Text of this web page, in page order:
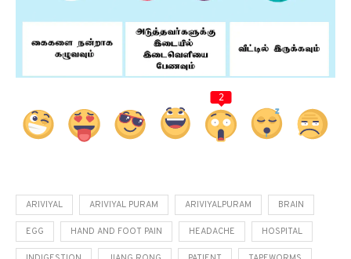
2
ARIVIYAL ARIVIYAL PURAM ARIVIYALPURAM BRAIN
EGG HAND AND FOOT PAIN HEADACHE HOSPITAL